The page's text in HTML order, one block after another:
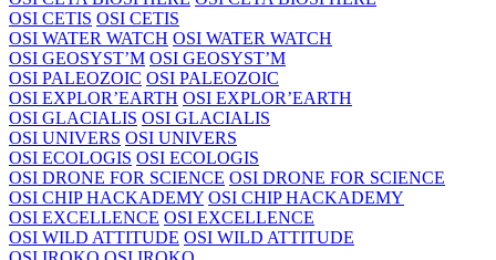
OSI CETIS OSI CETIS
OSI WATER WATCH OSI WATER WATCH
OSI GEOSYST’M OSI GEOSYST’M
OSI PALEOZOIC OSI PALEOZOIC
OSI EXPLOR’EARTH OSI EXPLOR’EARTH
OSI GLACIALIS OSI GLACIALIS
OSI UNIVERS OSI UNIVERS
OSI ECOLOGIS OSI ECOLOGIS
OSI DRONE FOR SCIENCE OSI DRONE FOR SCIENCE
OSI CHIP HACKADEMY OSI CHIP HACKADEMY
OSI EXCELLENCE OSI EXCELLENCE
OSI WILD ATTITUDE OSI WILD ATTITUDE